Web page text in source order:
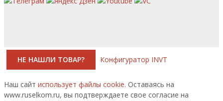
НЕ НАШЛИ ТОВАР? Конфигуратор INVT
Наш сайт использует файлы cookie. Оставаясь на
www.ruselkom.ru, вы подтверждаете свое согласие на